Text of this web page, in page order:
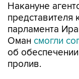
Накануне
представителя
парламента
Оман смогли
об
пролив.